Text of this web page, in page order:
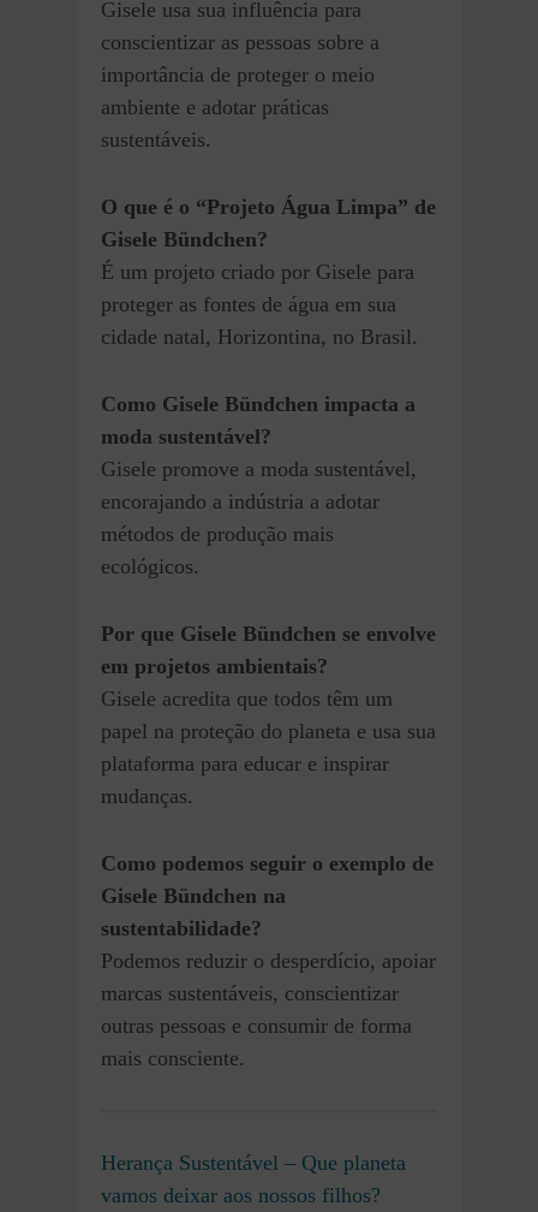
Gisele usa sua influência para
conscientizar as pessoas sobre a
importância de proteger o meio
ambiente e adotar práticas
sustentáveis.
O que é o “Projeto Água Limpa” de
Gisele Bündchen?
É um projeto criado por Gisele para
proteger as fontes de água em sua
cidade natal, Horizontina, no Brasil.
Como Gisele Bündchen impacta a
moda sustentável?
Gisele promove a moda sustentável,
encorajando a indústria a adotar
métodos de produção mais
ecológicos.
Por que Gisele Bündchen se envolve
em projetos ambientais?
Gisele acredita que todos têm um
papel na proteção do planeta e usa sua
plataforma para educar e inspirar
mudanças.
Como podemos seguir o exemplo de
Gisele Bündchen na
sustentabilidade?
Podemos reduzir o desperdício, apoiar
marcas sustentáveis, conscientizar
outras pessoas e consumir de forma
mais consciente.
Herança Sustentável – Que planeta
vamos deixar aos nossos filhos?